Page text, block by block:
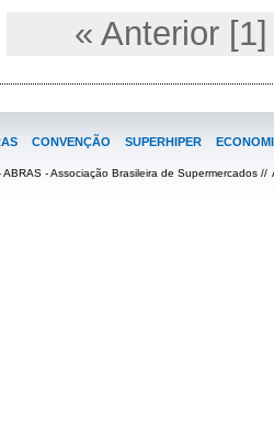
« Anterior
CONVENÇÃO SUPERHIPER
- Associação Brasileira de Supermercados //